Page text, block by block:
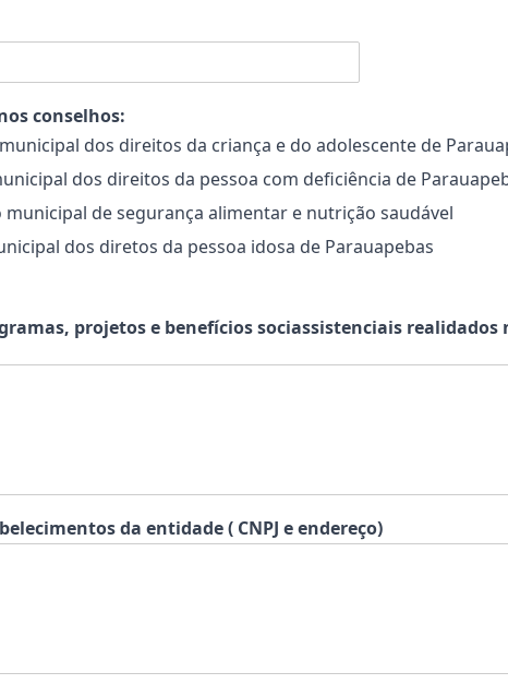
conselhos:
dos direitos da criança e do adolescente de
dos direitos da pessoa com deficiência de
municipal de segurança alimentar e nutrição saudável
dos diretos da pessoa idosa de Parauapebas
projetos e benefícios sociassistenciais
da entidade ( CNPJ e endereço)